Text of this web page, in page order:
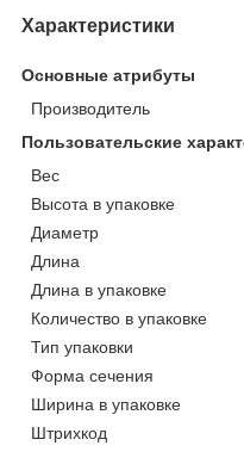
Характеристики
Основные атрибуты
Производитель
Пользовательские
Вeс
Высотa в упаковке
Диаметр
Длинa
Длинa в упаковке
Количество в упаковке
Тип упаковки
Форма сечения
Ширинa в упаковке
Штрихкод